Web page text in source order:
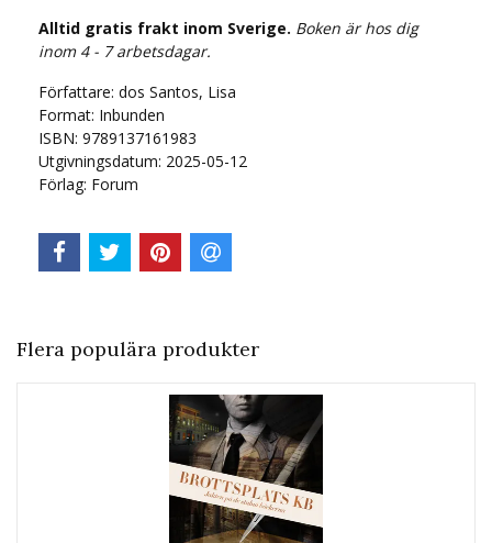
Alltid gratis frakt inom Sverige. Boken är hos dig
inom 4 - 7 arbetsdagar.
Författare: dos Santos, Lisa
Format: Inbunden
ISBN: 9789137161983
Utgivningsdatum: 2025-05-12
Förlag: Forum
Flera populära produkter